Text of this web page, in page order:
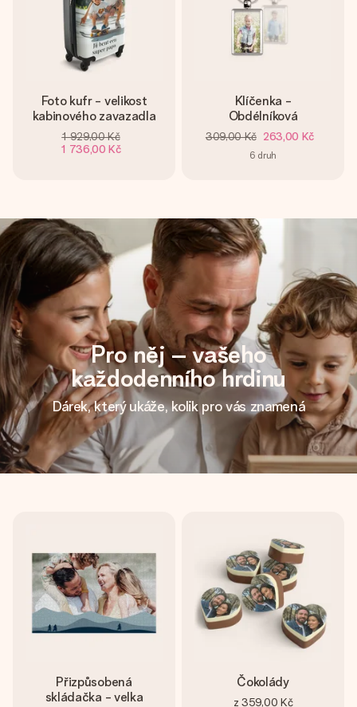
Foto kufr - velikost
kabinového zavazadla
1 929,00 Kč
1 736,00 Kč
Klíčenka -
Obdélníková
309,00 Kč 263,00 Kč
6 druh
Pro něj – vašeho
každodenního hrdinu
Dárek, který ukáže, kolik pro vás znamená
Přizpůsobená
skládačka - velka
Čokolády
z 359,00 Kč